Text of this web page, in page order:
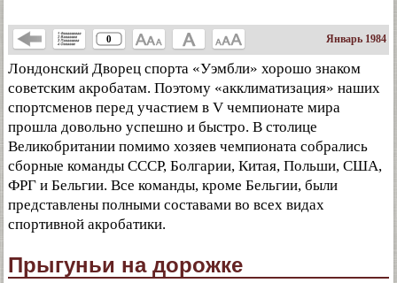
0 Январь 1984
Лондонский Дворец спорта «Уэмбли» хорошо знаком
советским акробатам. Поэтому «акклиматизация» наших
спортсменов перед участием в V чемпионате мира
прошла довольно успешно и быстро. В столице
Великобритании помимо хозяев чемпионата собрались
сборные команды СССР, Болгарии, Китая, Польши, США,
ФРГ и Бельгии. Все команды, кроме Бельгии, были
представлены полными составами во всех видах
спортивной акробатики.
Прыгуньи на дорожке